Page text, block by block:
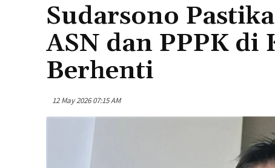
Sudarsono
ASN dan PPPK di
Berhenti
12 May 2026 07:15 AM